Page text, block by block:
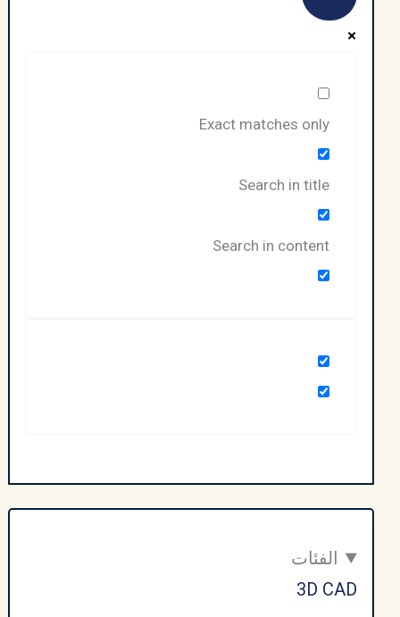
Exact matches only
Search in title
Search in content
الفئات
3D CAD